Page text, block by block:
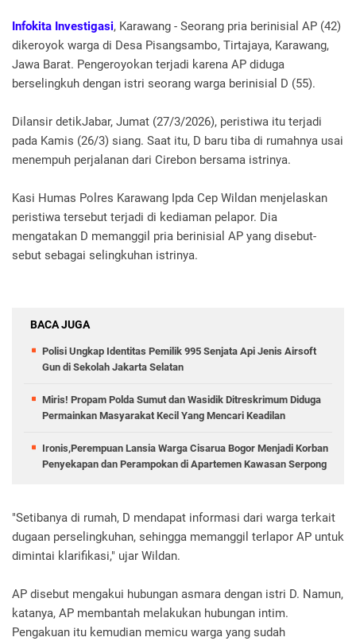
Infokita Investigasi, Karawang - Seorang pria berinisial AP (42)
dikeroyok warga di Desa Pisangsambo, Tirtajaya, Karawang,
Jawa Barat. Pengeroyokan terjadi karena AP diduga
berselingkuh dengan istri seorang warga berinisial D (55).
Dilansir detikJabar, Jumat (27/3/2026), peristiwa itu terjadi
pada Kamis (26/3) siang. Saat itu, D baru tiba di rumahnya usai
menempuh perjalanan dari Cirebon bersama istrinya.
Kasi Humas Polres Karawang Ipda Cep Wildan menjelaskan
peristiwa tersebut terjadi di kediaman pelapor. Dia
mengatakan D memanggil pria berinisial AP yang disebut-
sebut sebagai selingkuhan istrinya.
BACA JUGA
Polisi Ungkap Identitas Pemilik 995 Senjata Api Jenis Airsoft
Gun di Sekolah Jakarta Selatan
Miris! Propam Polda Sumut dan Wasidik Ditreskrimum Diduga
Permainkan Masyarakat Kecil Yang Mencari Keadilan
Ironis,Perempuan Lansia Warga Cisarua Bogor Menjadi Korban
Penyekapan dan Perampokan di Apartemen Kawasan Serpong
"Setibanya di rumah, D mendapat informasi dari warga terkait
dugaan perselingkuhan, sehingga memanggil terlapor AP untuk
dimintai klarifikasi," ujar Wildan.
AP disebut mengakui hubungan asmara dengan istri D. Namun,
katanya, AP membantah melakukan hubungan intim.
Pengakuan itu kemudian memicu warga yang sudah